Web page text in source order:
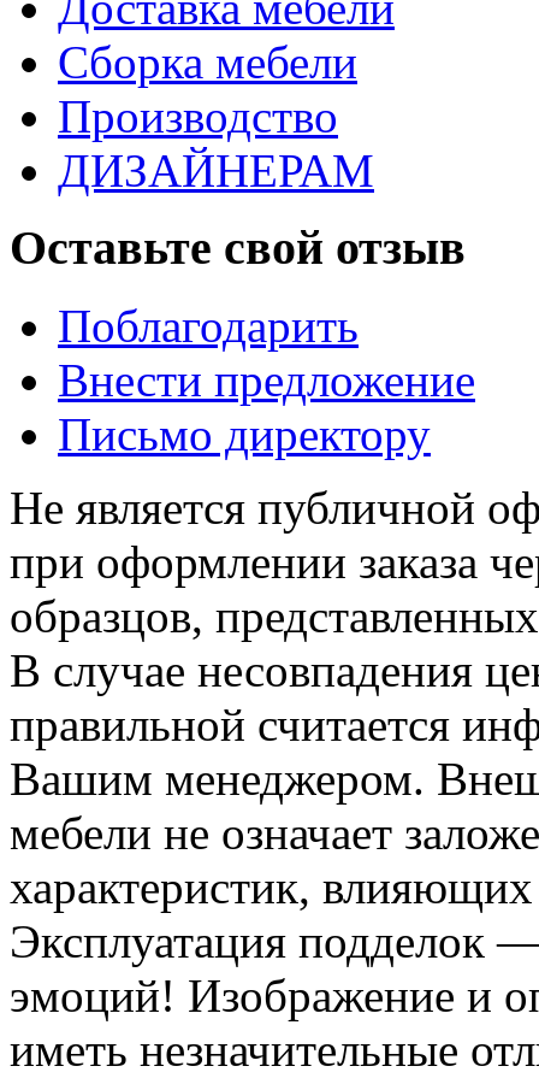
Сборка мебели
Производство
ДИЗАЙНЕРАМ
Оставьте свой отзыв
Поблагодарить
Внести предложение
Письмо директору
Не является публичной
при оформлении заказа
образцов,
В случае несовпадения
правильной считается
Вашим менеджером.
мебели не означает
характеристик, влияющих
Эксплуатация подделок
эмоций! Изображение и
иметь незначительные